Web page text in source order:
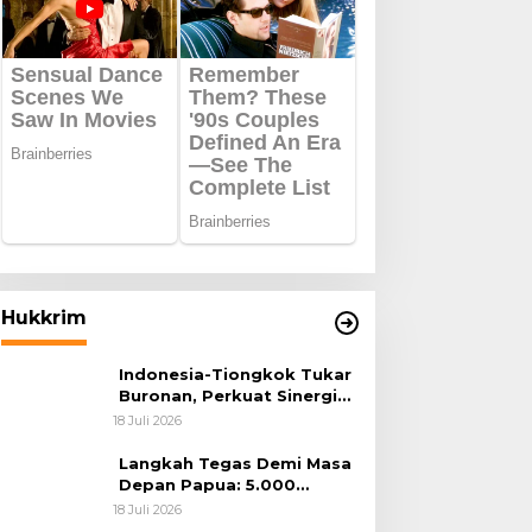
Hukkrim
Indonesia-Tiongkok Tukar
Buronan, Perkuat Sinergi
Penegakan Hukum Lintas
18 Juli 2026
Langkah Tegas Demi Masa
Depan Papua: 5.000
Batang Ganja Berhasil
18 Juli 2026